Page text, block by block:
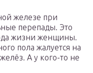
железе при
перепады. Это
жизни женщины.
пола жалуется на
А у кого-то не